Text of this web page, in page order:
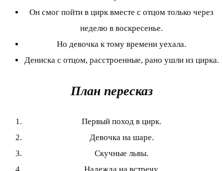
Он смог пойти в цирк вместе с отцом только через
неделю в воскресенье.
Но девочка к тому времени уехала.
Дениска с отцом, расстроенные, рано ушли из цирка.
План пересказ
Первый поход в цирк.
Девочка на шаре.
Скучные львы.